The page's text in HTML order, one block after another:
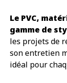
Le PVC,
gamme de
les projets de
son entretien
idéal pour